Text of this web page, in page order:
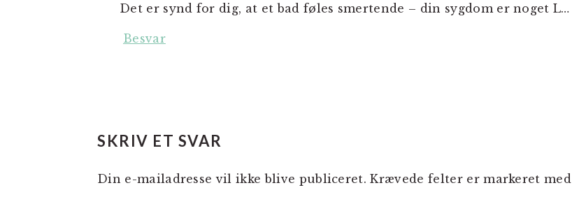
Det er synd for dig, at et bad føles smertende – din sygdom er noget L…
Besvar
SKRIV ET SVAR
Din e-mailadresse vil ikke blive publiceret. Krævede felter er markeret med